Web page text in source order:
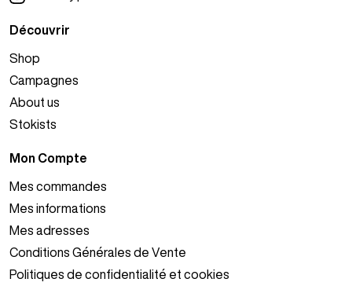
Découvrir
Shop
Campagnes
About us
Stokists
Mon Compte
Mes commandes
Mes informations
Mes adresses
Conditions Générales de Vente
Politiques de confidentialité et cookies